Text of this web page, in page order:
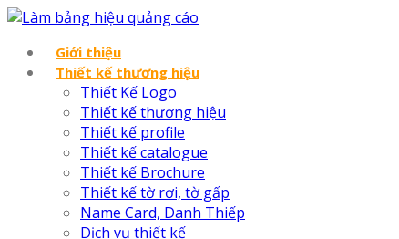
Giới thiệu
Thiết kế thương hiệu
Thiết Kế Logo
Thiết kế thương hiệu
Thiết kế profile
Thiết kế catalogue
Thiết kế Brochure
Thiết kế tờ rơi, tờ gấp
Name Card, Danh Thiếp
Dịch vụ thiết kế